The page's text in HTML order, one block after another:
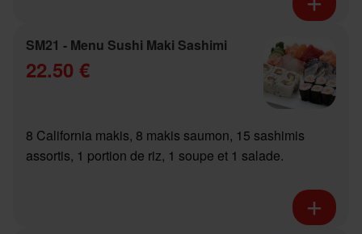
SM21 - Menu Sushi Maki Sashimi
22.50 €
8 California makis, 8 makis saumon, 15 sashimis
assortis, 1 portion de riz, 1 soupe et 1 salade.